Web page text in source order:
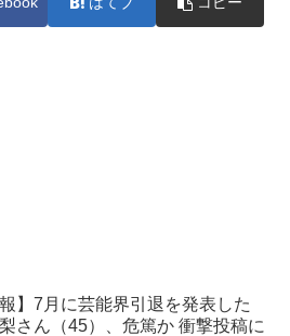
報】7月に芸能界引退を発表した
さん（45）、危篤か 衝撃投稿に